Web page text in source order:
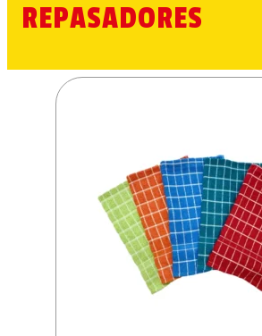
REPASADORES